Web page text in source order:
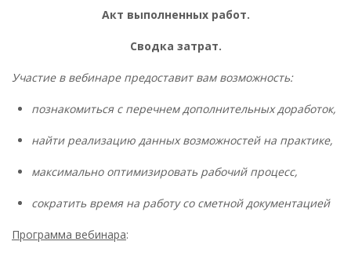
Акт выполненных работ.
Сводка затрат.
Участие в вебинаре предоставит вам возможность:
познакомиться с перечнем дополнительных доработок,
найти реализацию данных возможностей на практике,
максимально оптимизировать рабочий процесс,
сократить время на работу со сметной документацией
Программа вебинара: